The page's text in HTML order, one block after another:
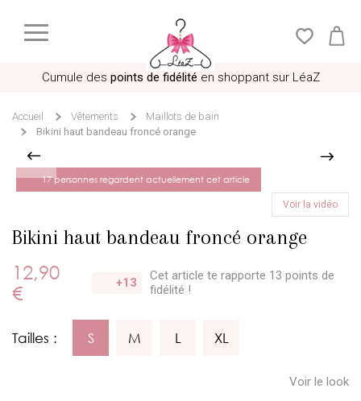
Cumule des points de fidélité en shoppant sur LéaZ
Accueil Vêtements
Maillots de bain
Bikini haut bandeau froncé orange
Voir la vidéo
Bikini haut bandeau froncé orange
12,90
€
+13 Cet article te rapporte 13 points de
fidélité !
17 personnes regardent actuellement cet article
Tailles : S M L XL
Voir le look